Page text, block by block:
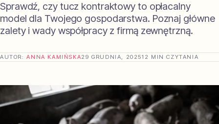
Sprawdź, czy tucz kontraktowy to opłacalny
model dla Twojego gospodarstwa. Poznaj główne
zalety i wady współpracy z firmą zewnętrzną.
AUTOR:ANNA KAMIŃSKA29 GRUDNIA, 202512 MIN CZYTANIA